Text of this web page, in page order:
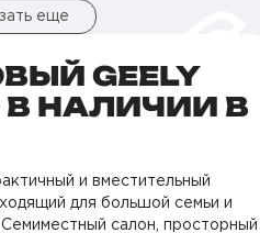
еще
GEELY
В НАЛИЧИИ В
и вместительный
для большой семьи и
салон, просторный